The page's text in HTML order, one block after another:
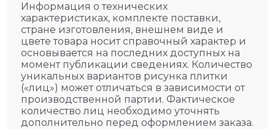
Информация о технических
характеристиках, комплекте поставки,
стране изготовления, внешнем виде и
цвете товара носит справочный характер и
основывается на последних доступных на
момент публикации сведениях. Количество
уникальных вариантов рисунка плитки
(«лиц») может отличаться в зависимости от
производственной партии. Фактическое
количество лиц необходимо уточнять
дополнительно перед оформлением заказа.